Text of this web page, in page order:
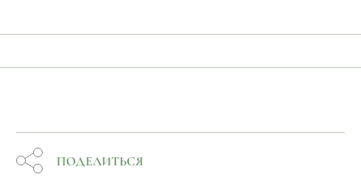
ПОДЕЛИТЬСЯ